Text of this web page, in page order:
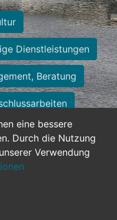
eine bessere
Durch die Nutzung
Verwendung
Dienstleistungen
Beratung
Sekretariat
Ausbildung